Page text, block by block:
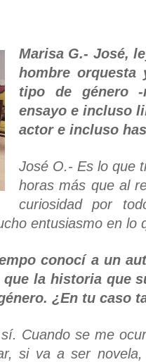
Marisa G.- José,
hombre
tipo de género
ensayo e incluso
actor e incluso
José O.- Es lo que
horas más que al
curiosidad por
entusiasmo en lo
conocí a un
que la historia que
¿En tu caso
Cuando se me
si va a ser